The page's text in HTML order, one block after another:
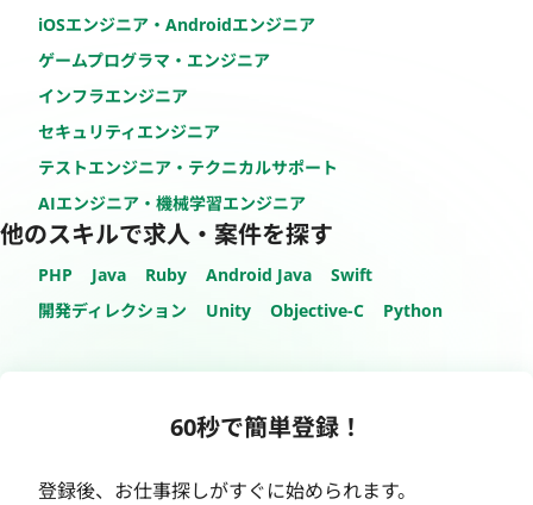
iOSエンジニア・Androidエンジニア
ゲームプログラマ・エンジニア
インフラエンジニア
セキュリティエンジニア
テストエンジニア・テクニカルサポート
AIエンジニア・機械学習エンジニア
他のスキルで求人・案件を探す
PHP Java Ruby Android Java
Swift
開発ディレクション
Unity Objective-C Python
60秒で簡単登録！
登録後、お仕事探しがすぐに始められます。